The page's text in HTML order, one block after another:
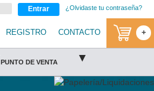
Entrar ¿Olvidaste tu contraseña?
REGISTRO CONTACTO +
PUNTO DE VENTA ▾